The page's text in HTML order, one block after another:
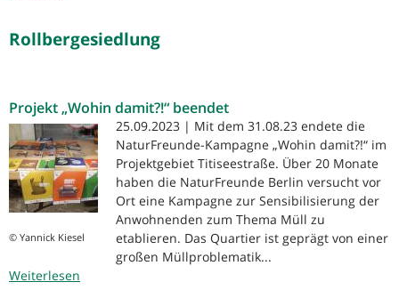
Rollbergesiedlung
Projekt „Wohin damit?!“ beendet
© Yannick Kiesel
25.09.2023 | Mit dem 31.08.23 endete die
NaturFreunde-Kampagne „Wohin damit?!“ im
Projektgebiet Titiseestraße. Über 20 Monate
haben die NaturFreunde Berlin versucht vor
Ort eine Kampagne zur Sensibilisierung der
Anwohnenden zum Thema Müll zu
etablieren. Das Quartier ist geprägt von einer
großen Müllproblematik...
Weiterlesen